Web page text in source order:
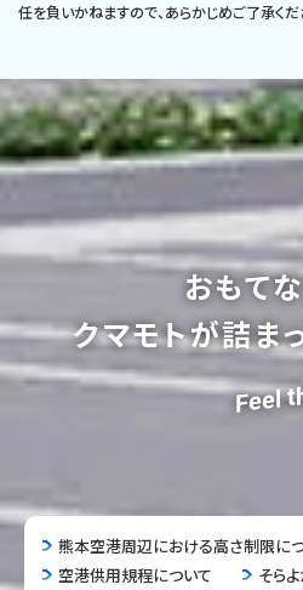
任を負いかねますので、あらかじめご了承くだ
おもて
クマモトが詰ま
Feel
熊本空港周辺における高さ制限に
空港供用規程について
そら